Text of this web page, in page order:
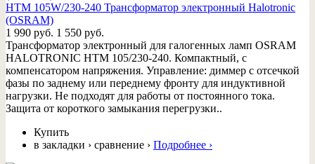
HTM 105W/230-240 Трансформатор электронный Halotronic
(OSRAM)
1 990 руб. 1 550 руб.
Трансформатор электронный для галогенных ламп OSRAM
HALOTRONIC HTM 105/230-240. Компактный, с
компенсатором напряжения. Управление: диммер с отсечкой
фазы по заднему или переднему фронту для индуктивной
нагрузки. Не подходят для работы от постоянного тока.
Защита от короткого замыкания перегрузки..
Купить
в закладки › сравнение › Подробнее ›